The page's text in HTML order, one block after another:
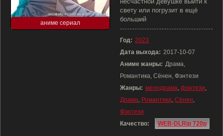
аниме сериал
свету или погрузит в ещё
больший
Год: 2023
Дата выхода: 2017-10-07
Аниме жанры: Драма,
Романтика, Сёнен, Фэнтези
Жанры: мелодрама, фэнтези,
Драма, Романтика, Сёнен,
Фэнтези
Качество:
WEB-DLRip 720p